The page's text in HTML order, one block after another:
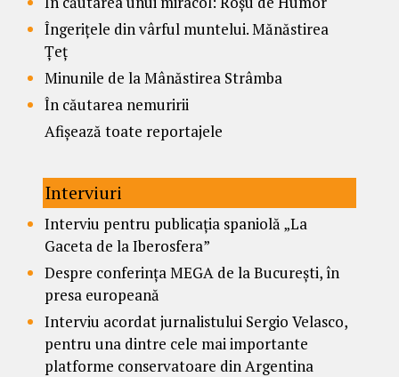
Îngerițele din vârful muntelui. Mănăstirea
Țeț
Minunile de la Mânăstirea Strâmba
În căutarea nemuririi
Afișează toate reportajele
Interviuri
Interviu pentru publicația spaniolă „La
Gaceta de la Iberosfera”
Despre conferința MEGA de la București, în
presa europeană
Interviu acordat jurnalistului Sergio Velasco,
pentru una dintre cele mai importante
platforme conservatoare din Argentina